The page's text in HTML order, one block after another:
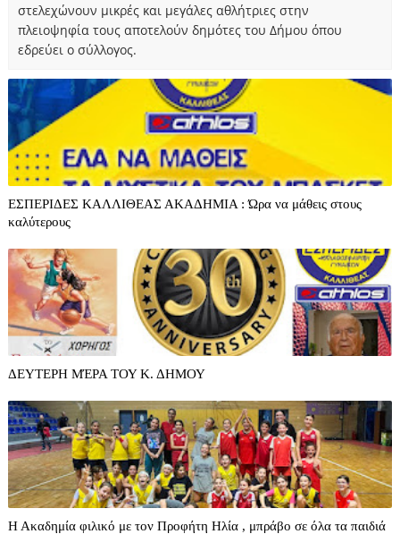
στελεχώνουν μικρές και μεγάλες αθλήτριες στην
πλειοψηφία τους αποτελούν δημότες του Δήμου όπου
εδρεύει ο σύλλογος.
ΕΣΠΕΡΙΔΕΣ ΚΑΛΛΙΘΕΑΣ ΑΚΑΔΗΜΙΑ : Ώρα να μάθεις στους
καλύτερους
ΔΕΥΤΕΡΗ ΜΈΡΑ ΤΟΥ Κ. ΔΗΜΟΥ
Η Ακαδημία φιλικό με τον Προφήτη Ηλία , μπράβο σε όλα τα παιδιά